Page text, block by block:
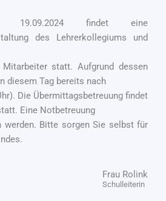
19.09.2024 findet eine
des Lehrerkollegiums und
statt. Aufgrund dessen
diesem Tag bereits nach
Die Übermittagsbetreuung findet
Eine Notbetreuung
werden. Bitte sorgen Sie selbst für
Frau Rolink
Schulleiterin